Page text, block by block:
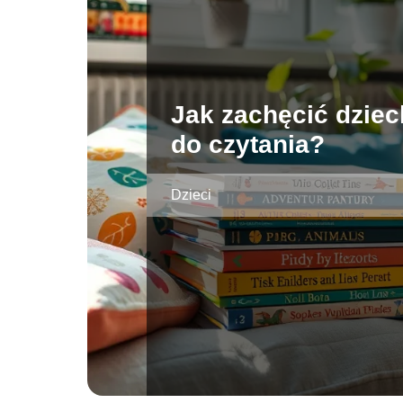
Jak zachęcić
do czytania?
Dzieci